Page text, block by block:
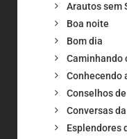
Arautos sem
Boa noite
Bom dia
Caminhando
Conhecendo
Conselhos
Conversas
Esplendores